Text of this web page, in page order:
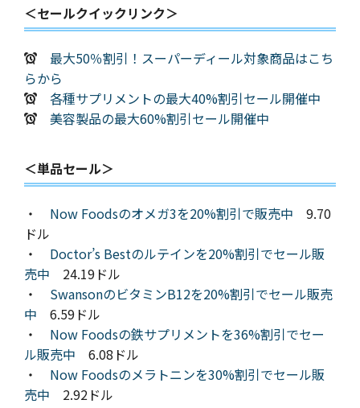
＜セールクイックリンク＞
最大50％割引！スーパーディール対象商品はこち
らから
各種サプリメントの最大40%割引セール開催中
美容製品の最大60%割引セール開催中
＜単品セール＞
・ Now Foodsのオメガ3を20%割引で販売中 9.70
ドル
・ Doctor’s Bestのルテインを20%割引でセール販
売中 24.19ドル
・ SwansonのビタミンB12を20%割引でセール販売
中 6.59ドル
・ Now Foodsの鉄サプリメントを36%割引でセー
ル販売中 6.08ドル
・ Now Foodsのメラトニンを30%割引でセール販
売中 2.92ドル